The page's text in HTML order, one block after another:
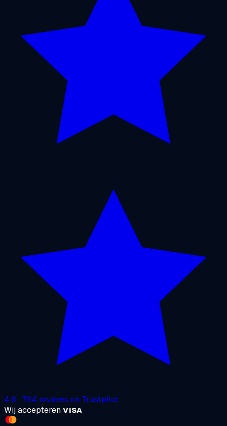
4.6 · 764 reviews on Trustpilot
Wij accepteren VISA